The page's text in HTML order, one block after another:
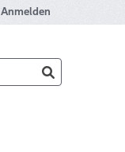
Anmelden